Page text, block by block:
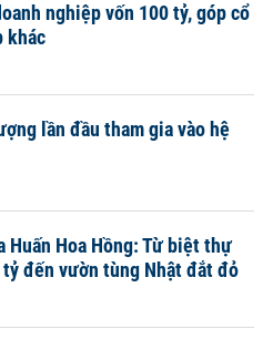
nghiệp vốn 100 tỷ, góp cổ
khác
lần đầu tham gia vào hệ
Huấn Hoa Hồng: Từ biệt thự
đến vườn tùng Nhật đắt đỏ